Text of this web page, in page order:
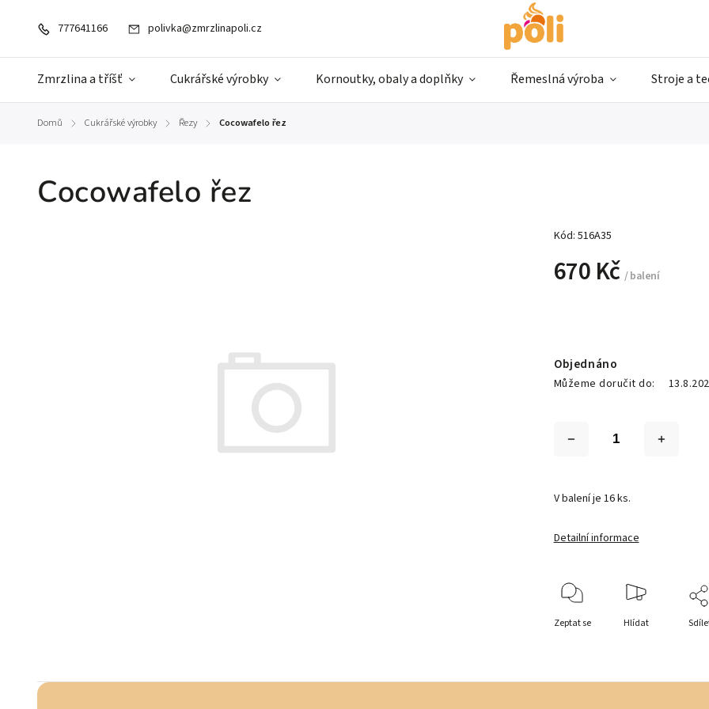
777641166 polivka@zmrzlinapoli.cz
Zmrzlina a tříšť Cukrářské výrobky Kornoutky, obaly a doplňky Řemeslná výroba Stroje a
Domů / Cukrářské výrobky / Řezy / Cocowafelo řez
Cocowafelo řez
Kód: 516A35
670 Kč / balení
Objednáno
Můžeme doručit do:
V balení je 16 ks.
Detailní informace
Zeptat se Hlídat